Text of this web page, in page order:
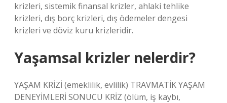
krizleri, sistemik finansal krizler, ahlaki tehlike
krizleri, dış borç krizleri, dış ödemeler dengesi
krizleri ve döviz kuru krizleridir.
Yaşamsal krizler nelerdir?
YAŞAM KRİZİ (emeklilik, evlilik) TRAVMATİK YAŞAM
DENEYİMLERİ SONUCU KRİZ (ölüm, iş kaybı,